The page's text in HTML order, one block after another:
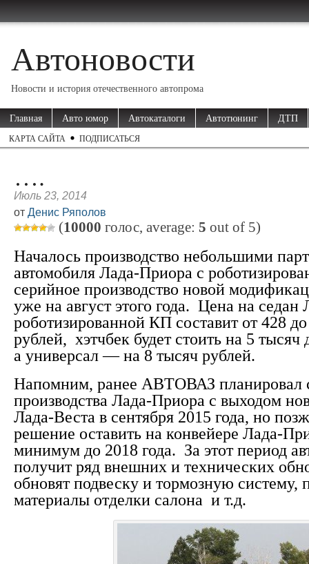
Автоновости
Новости и история отечественного автопрома
Главная Авто юмор Автокаталоги Автотюнинг ДТП
КАРТА САЙТА ПОДПИСАТЬСЯ
….
Июль 23, 2014
от Денис Ряполов
(10000 голос, average: 5 out of 5)
Началось производство небольшими
автомобиля Лада-Приора с
серийное производство новой
уже на август этого года. Цена на
роботизированной КП составит от 428
рублей, хэтчбек будет стоить на 5 тысяч
а универсал — на 8 тысяч рублей.
Напомним, ранее АВТОВАЗ планировал
производства Лада-Приора с выходом
Лада-Веста в сентября 2015 года, но
решение оставить на конвейере Лада-
минимум до 2018 года. За этот период
получит ряд внешних и технических
обновят подвеску и тормозную систему,
материалы отделки салона и т.д.